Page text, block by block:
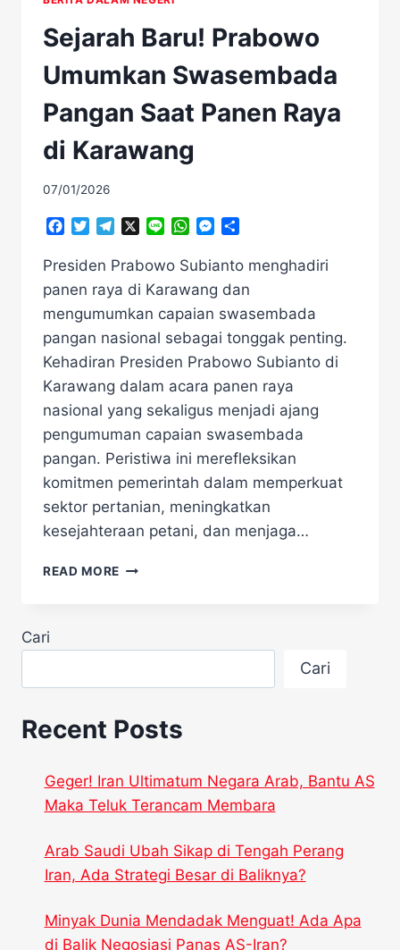
Sejarah Baru! Prabowo
Umumkan Swasembada
Pangan Saat Panen Raya
di Karawang
07/01/2026
Facebook
TwitterTelegramLine WhatsAppMessenger
Presiden Prabowo Subianto menghadiri
panen raya di Karawang dan
mengumumkan capaian swasembada
pangan nasional sebagai tonggak penting.
Kehadiran Presiden Prabowo Subianto di
Karawang dalam acara panen raya
nasional yang sekaligus menjadi ajang
pengumuman capaian swasembada
pangan. Peristiwa ini merefleksikan
komitmen pemerintah dalam memperkuat
sektor pertanian, meningkatkan
kesejahteraan petani, dan menjaga…
READ MORE SEJARAH
RAYA
DI
Cari
Cari
Recent Posts
Geger! Iran Ultimatum Negara Arab, Bantu AS
Maka Teluk Terancam Membara
Arab Saudi Ubah Sikap di Tengah Perang
Iran, Ada Strategi Besar di Baliknya?
Minyak Dunia Mendadak Menguat! Ada Apa
di Balik Negosiasi Panas AS-Iran?